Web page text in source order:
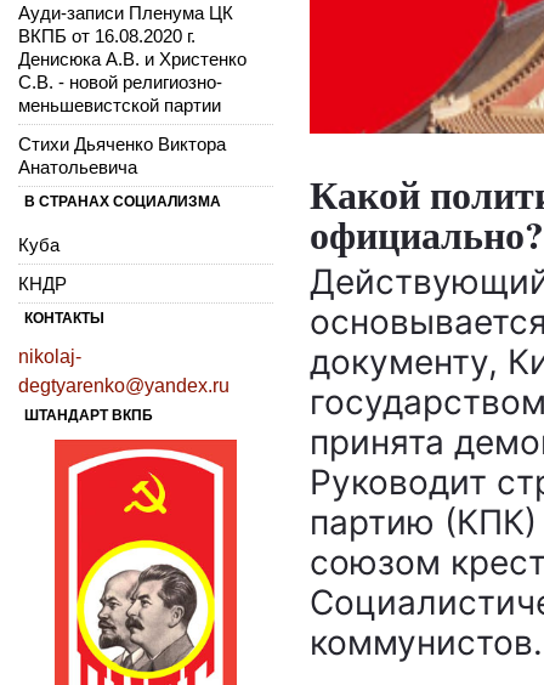
Какой
официально?
документу,
принята
Руководит
партию
союзом
коммунистов.
Ауди-записи Пленума ЦК
ВКПБ от 16.08.2020 г.
Денисюка А.В. и Христенко
С.В. - новой религиозно-
меньшевистской партии
Стихи Дьяченко Виктора
Анатольевича
В СТРАНАХ СОЦИАЛИЗМА
Куба
КНДР
КОНТАКТЫ
nikolaj-
degtyarenko@yandex.ru
ШТАНДАРТ ВКПБ